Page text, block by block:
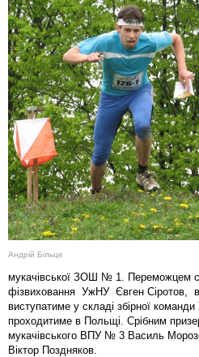
Андрій Більце
мукачівської ЗОШ № 1. Переможцем
фізвиховання УжНУ Євген Сіротов,
виступатиме у складі збірної
проходитиме в Польщі. Срібним
мукачівського ВПУ № 3 Василь
Віктор Поздняков.